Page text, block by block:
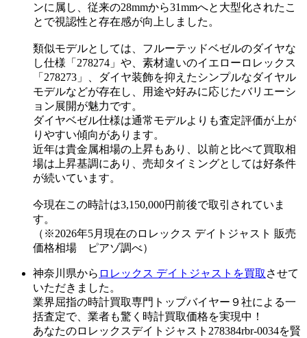
ンに属し、従来の28mmから31mmへと大型化されたこ
とで視認性と存在感が向上しました。
類似モデルとしては、フルーテッドベゼルのダイヤな
し仕様「278274」や、素材違いのイエローロレックス
「278273」、ダイヤ装飾を抑えたシンプルなダイヤル
モデルなどが存在し、用途や好みに応じたバリエーシ
ョン展開が魅力です。
ダイヤベゼル仕様は通常モデルよりも査定評価が上が
りやすい傾向があります。
近年は貴金属相場の上昇もあり、以前と比べて買取相
場は上昇基調にあり、売却タイミングとしては好条件
が続いています。
今現在この時計は3,150,000円前後で取引されていま
す。
（※2026年5月現在のロレックス デイトジャスト 販売
価格相場 ピアゾ調べ）
神奈川県から ロレックス デイトジャストを買取 させて
いただきました。
業界屈指の時計買取専門トップバイヤー９社による一
括査定で、業者も驚く時計買取価格を実現中！
あなたのロレックスデイトジャスト278384rbr-0034を賢